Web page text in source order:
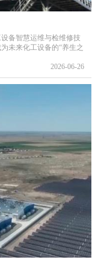
备智慧运维与检维修技
未来化工设备的“养生之
2026-06-26